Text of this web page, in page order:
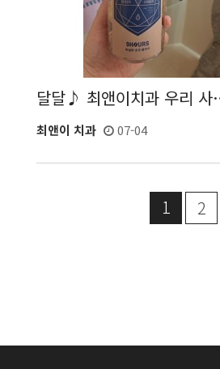
달달♪ 최앤이치과 우리
최앤이 치과 07-04
1 2